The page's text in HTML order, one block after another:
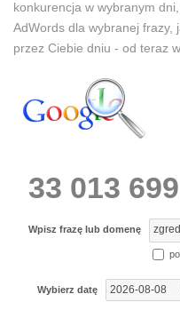
konkurencja w wybranym
AdWords dla wybranej frazy,
przez Ciebie dniu - od teraz
33 013 699
Wpisz frazę lub domenę
Wybierz datę